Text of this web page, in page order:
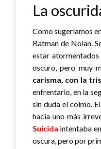
La
Como sugeríamos
Batman de Nolan.
estar
oscuro, pero muy
carisma, con la
enfrentarlo, en la
sin duda el colmo.
hacia uno más
Suicida intentaba
oscura, pero por